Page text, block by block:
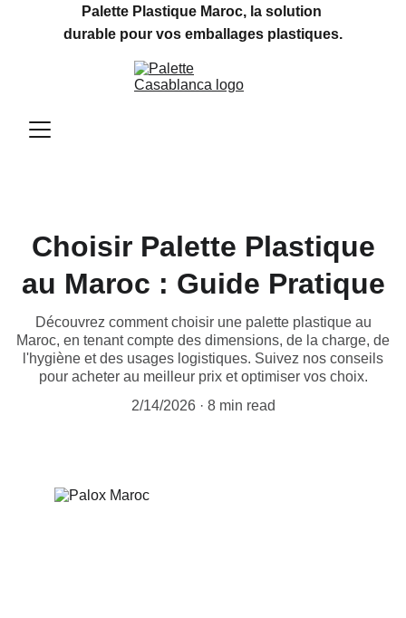
Palette Plastique Maroc, la solution
durable pour vos emballages plastiques.
Choisir Palette Plastique
au Maroc : Guide Pratique
Découvrez comment choisir une palette plastique au
Maroc, en tenant compte des dimensions, de la charge, de
l'hygiène et des usages logistiques. Suivez nos conseils
pour acheter au meilleur prix et optimiser vos choix.
2/14/2026
8 min read